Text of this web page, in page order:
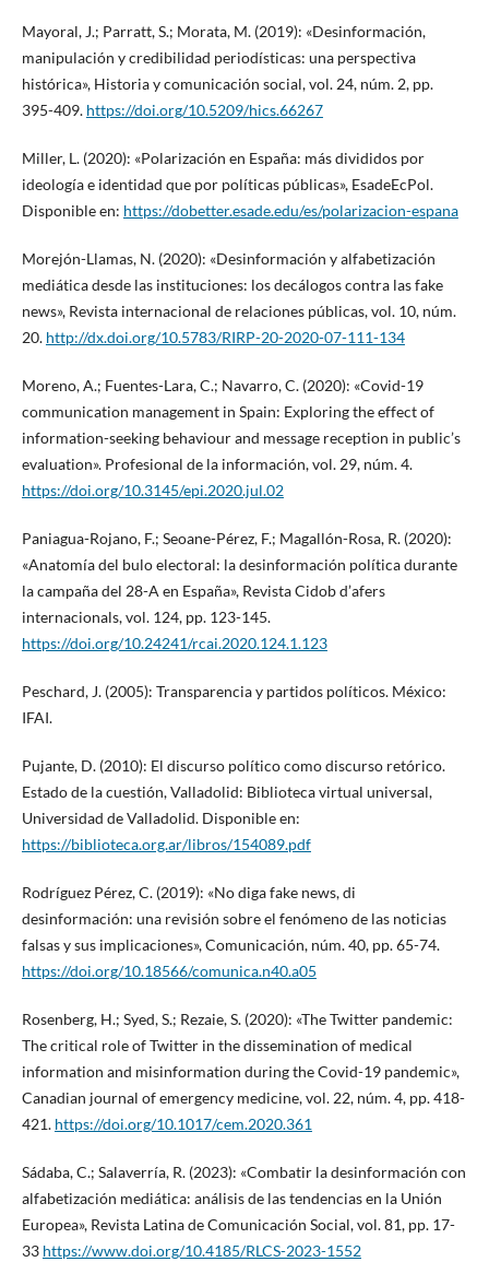
Mayoral, J.; Parratt, S.; Morata, M. (2019): «Desinformación,
manipulación y credibilidad periodísticas: una perspectiva
histórica», Historia y comunicación social, vol. 24, núm. 2, pp.
395-409. https://doi.org/10.5209/hics.66267
Miller, L. (2020): «Polarización en España: más divididos por
ideología e identidad que por políticas públicas», EsadeEcPol.
Disponible en: https://dobetter.esade.edu/es/polarizacion-espana
Morejón-Llamas, N. (2020): «Desinformación y alfabetización
mediática desde las instituciones: los decálogos contra las fake
news», Revista internacional de relaciones públicas, vol. 10, núm.
20. http://dx.doi.org/10.5783/RIRP-20-2020-07-111-134
Moreno, A.; Fuentes-Lara, C.; Navarro, C. (2020): «Covid-19
communication management in Spain: Exploring the effect of
information-seeking behaviour and message reception in public’s
evaluation». Profesional de la información, vol. 29, núm. 4.
https://doi.org/10.3145/epi.2020.jul.02
Paniagua-Rojano, F.; Seoane-Pérez, F.; Magallón-Rosa, R. (2020):
«Anatomía del bulo electoral: la desinformación política durante
la campaña del 28-A en España», Revista Cidob d’afers
internacionals, vol. 124, pp. 123-145.
https://doi.org/10.24241/rcai.2020.124.1.123
Peschard, J. (2005): Transparencia y partidos políticos. México:
IFAI.
Pujante, D. (2010): El discurso político como discurso retórico.
Estado de la cuestión, Valladolid: Biblioteca virtual universal,
Universidad de Valladolid. Disponible en:
https://biblioteca.org.ar/libros/154089.pdf
Rodríguez Pérez, C. (2019): «No diga fake news, di
desinformación: una revisión sobre el fenómeno de las noticias
falsas y sus implicaciones», Comunicación, núm. 40, pp. 65-74.
https://doi.org/10.18566/comunica.n40.a05
Rosenberg, H.; Syed, S.; Rezaie, S. (2020): «The Twitter pandemic:
The critical role of Twitter in the dissemination of medical
information and misinformation during the Covid-19 pandemic»,
Canadian journal of emergency medicine, vol. 22, núm. 4, pp. 418-
421. https://doi.org/10.1017/cem.2020.361
Sádaba, C.; Salaverría, R. (2023): «Combatir la desinformación con
alfabetización mediática: análisis de las tendencias en la Unión
Europea», Revista Latina de Comunicación Social, vol. 81, pp. 17-
33 https://www.doi.org/10.4185/RLCS-2023-1552